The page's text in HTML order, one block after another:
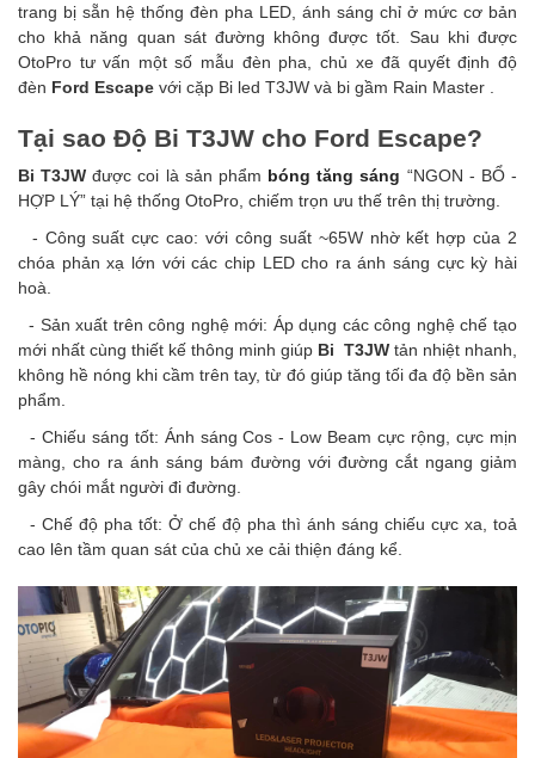
trang bị sẵn hệ thống đèn pha LED, ánh sáng chỉ ở mức cơ bản
cho khả năng quan sát đường không được tốt. Sau khi được
OtoPro tư vấn một số mẫu đèn pha, chủ xe đã quyết định độ
đèn Ford Escape với cặp Bi led T3JW và bi gầm Rain Master .
Tại sao Độ Bi T3JW cho Ford Escape?
Bi T3JW được coi là sản phẩm bóng tăng sáng “NGON - BỔ -
HỢP LÝ” tại hệ thống OtoPro, chiếm trọn ưu thế trên thị trường.
- Công suất cực cao: với công suất ~65W nhờ kết hợp của 2
chóa phản xạ lớn với các chip LED cho ra ánh sáng cực kỳ hài
hoà.
- Sản xuất trên công nghệ mới: Áp dụng các công nghệ chế tạo
mới nhất cùng thiết kế thông minh giúp Bi T3JW tản nhiệt nhanh,
không hề nóng khi cầm trên tay, từ đó giúp tăng tối đa độ bền sản
phẩm.
- Chiếu sáng tốt: Ánh sáng Cos - Low Beam cực rộng, cực mịn
màng, cho ra ánh sáng bám đường với đường cắt ngang giảm
gây chói mắt người đi đường.
- Chế độ pha tốt: Ở chế độ pha thì ánh sáng chiếu cực xa, toả
cao lên tầm quan sát của chủ xe cải thiện đáng kể.